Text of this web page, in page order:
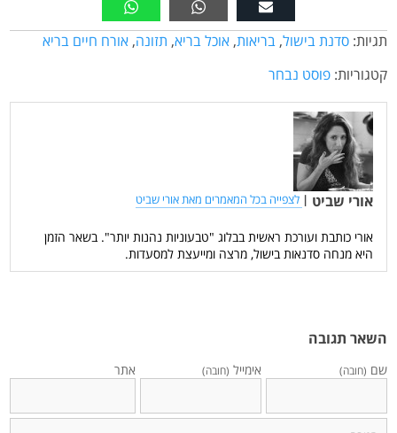
תגיות: סדנת בישול, בריאות, אוכל בריא, תזונה, אורח חיים בריא
קטגוריות: פוסט נבחר
אורי שביט | לצפייה בכל המאמרים מאת אורי שביט
אורי כותבת ועורכת ראשית בבלוג "טבעוניות נהנות יותר". בשאר הזמן
היא מנחה סדנאות בישול, מרצה ומייעצת למסעדות.
השאר תגובה
שם (חובה) אימייל (חובה) אתר